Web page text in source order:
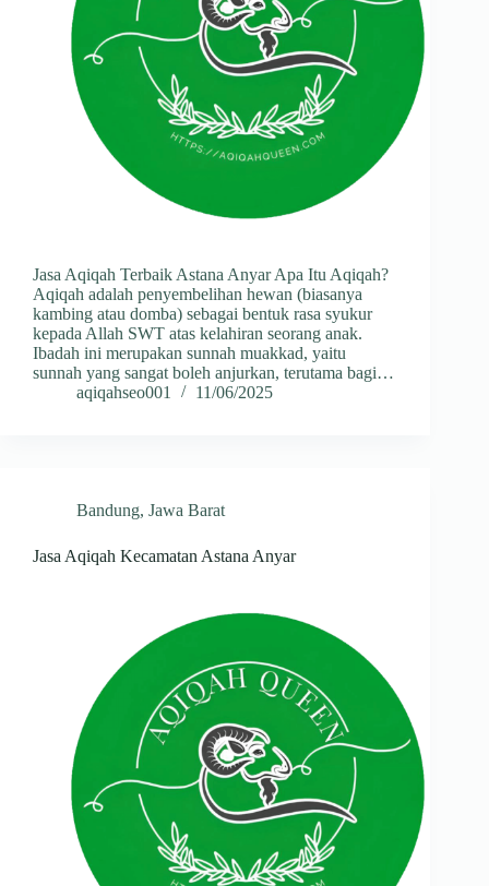
Jasa Aqiqah Terbaik Astana Anyar Apa Itu Aqiqah?
Aqiqah adalah penyembelihan hewan (biasanya
kambing atau domba) sebagai bentuk rasa syukur
kepada Allah SWT atas kelahiran seorang anak.
Ibadah ini merupakan sunnah muakkad, yaitu
sunnah yang sangat boleh anjurkan, terutama bagi…
aqiqahseo001
11/06/2025
Bandung, Jawa Barat
Jasa Aqiqah Kecamatan Astana Anyar